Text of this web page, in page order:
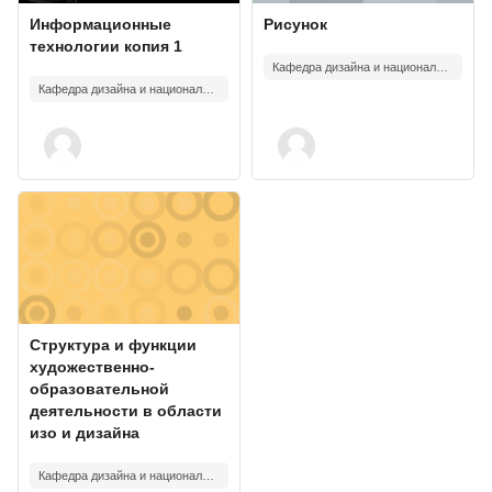
Изображение курса
Название курса
Информационные
технологии копия 1
Изображение курса
Название курса
Рисунок
Изображение курса" Структура и функции художественно-
Изображение курса
Название курса
Структура и функции
художественно-
образовательной
деятельности в области
изо и дизайна